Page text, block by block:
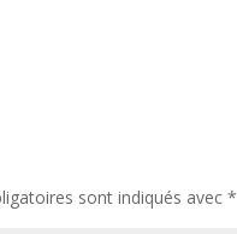
sont indiqués avec*